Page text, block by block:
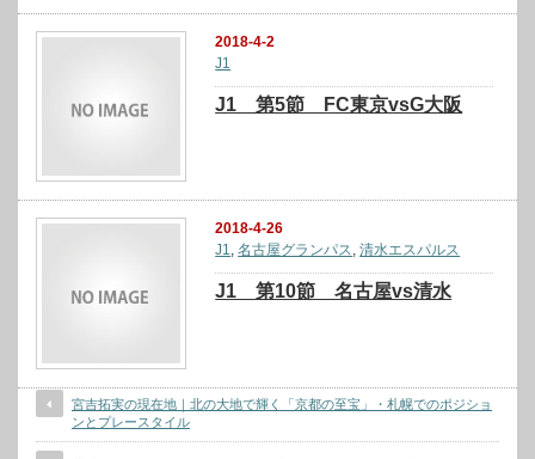
2018-4-2
J1
J1 第5節 FC東京vsG大阪
2018-4-26
J1,名古屋グランパス,清水エスパルス
J1 第10節 名古屋vs清水
宮吉拓実の現在地｜北の大地で輝く「京都の至宝」・札幌でのポジショ
ンとプレースタイル